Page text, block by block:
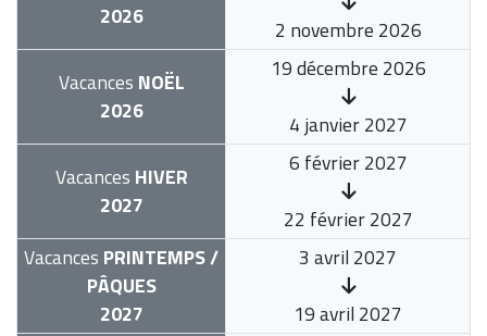
2026
2 novembre 2026
Vacances NOËL
2026
19 décembre 2026
4 janvier 2027
Vacances HIVER
2027
6 février 2027
22 février 2027
Vacances PRINTEMPS /
PÂQUES
2027
3 avril 2027
19 avril 2027